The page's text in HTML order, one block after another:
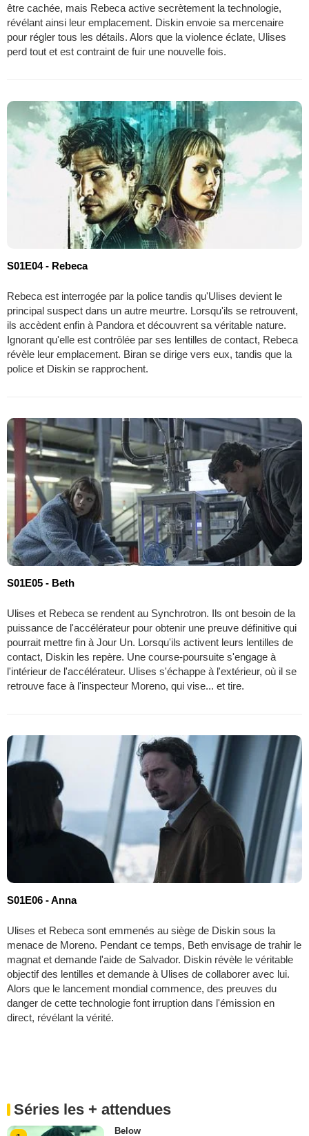
être cachée, mais Rebeca active secrètement la technologie,
révélant ainsi leur emplacement. Diskin envoie sa mercenaire
pour régler tous les détails. Alors que la violence éclate, Ulises
perd tout et est contraint de fuir une nouvelle fois.
S01E04 - Rebeca
Rebeca est interrogée par la police tandis qu'Ulises devient le
principal suspect dans un autre meurtre. Lorsqu'ils se retrouvent,
ils accèdent enfin à Pandora et découvrent sa véritable nature.
Ignorant qu'elle est contrôlée par ses lentilles de contact, Rebeca
révèle leur emplacement. Biran se dirige vers eux, tandis que la
police et Diskin se rapprochent.
S01E05 - Beth
Ulises et Rebeca se rendent au Synchrotron. Ils ont besoin de la
puissance de l'accélérateur pour obtenir une preuve définitive qui
pourrait mettre fin à Jour Un. Lorsqu'ils activent leurs lentilles de
contact, Diskin les repère. Une course-poursuite s'engage à
l'intérieur de l'accélérateur. Ulises s'échappe à l'extérieur, où il se
retrouve face à l'inspecteur Moreno, qui vise... et tire.
S01E06 - Anna
Ulises et Rebeca sont emmenés au siège de Diskin sous la
menace de Moreno. Pendant ce temps, Beth envisage de trahir le
magnat et demande l'aide de Salvador. Diskin révèle le véritable
objectif des lentilles et demande à Ulises de collaborer avec lui.
Alors que le lancement mondial commence, des preuves du
danger de cette technologie font irruption dans l'émission en
direct, révélant la vérité.
Séries les + attendues
Below